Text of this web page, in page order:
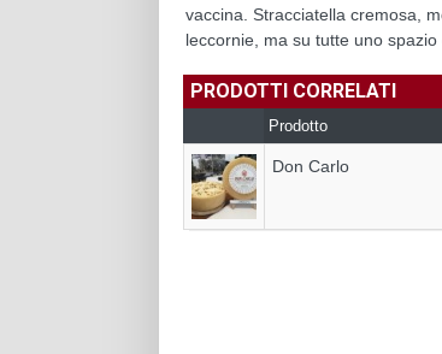
vaccina. Stracciatella cremosa,
leccornie, ma su tutte uno
PRODOTTI CORRELATI
Prodotto
Don Carlo